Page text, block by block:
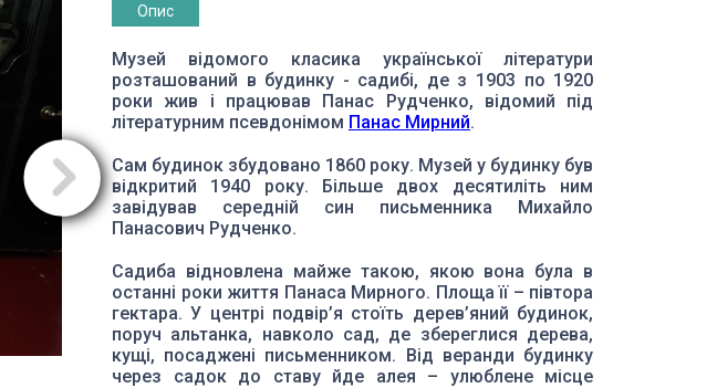
Опис
Музей відомого класика української літератури
розташований в будинку - садибі, де з 1903 по 1920
роки жив і працював Панас Рудченко, відомий під
літературним псевдонімом Панас Мирний.
Сам будинок збудовано 1860 року. Музей у будинку був
відкритий 1940 року. Більше двох десятиліть ним
завідував середній син письменника Михайло
Панасович Рудченко.
Садиба відновлена майже такою, якою вона була в
останні роки життя Панаса Мирного. Площа її – півтора
гектара. У центрі подвір’я стоїть дерев’яний будинок,
поруч альтанка, навколо сад, де збереглися дерева,
кущі, посаджені письменником. Від веранди будинку
через садок до ставу йде алея – улюблене місце